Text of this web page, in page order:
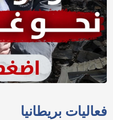
فعاليات بريطانيا